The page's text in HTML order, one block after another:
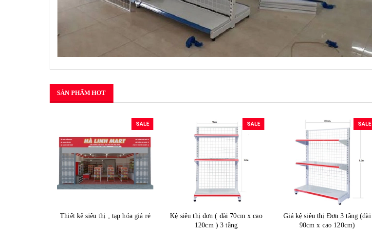
SẢN PHẨM HOT
SALE
Thiết kế siêu thị , tạp hóa giá rẻ
SALE
Kệ siêu thị đơn ( dài 70cm x cao
120cm ) 3 tầng
SALE
Giá kệ siêu thị Đơn 3 tầng (dài
90cm x cao 120cm)